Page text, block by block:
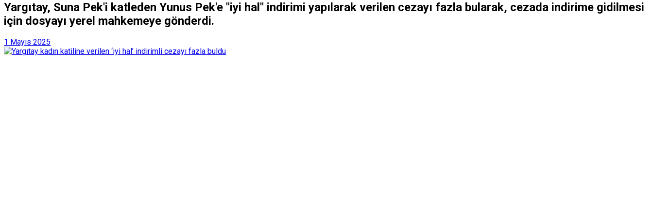
Yargıtay, Suna Pek'i katleden Yunus Pek'e "iyi hal" indirimi yapılarak verilen cezayı fazla bularak, cezada indirime gidilmesi
için dosyayı yerel mahkemeye gönderdi.
1 Mayıs 2025